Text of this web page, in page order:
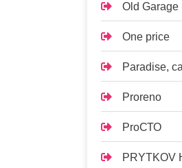
Old Garage
One price
Paradise,
Proreno
ProСТО
PRYTKOV